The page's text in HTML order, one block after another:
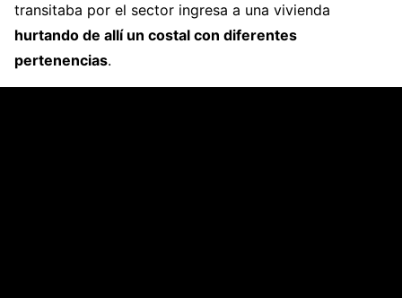
transitaba por el sector ingresa a una vivienda
hurtando de allí un costal con diferentes
pertenencias.